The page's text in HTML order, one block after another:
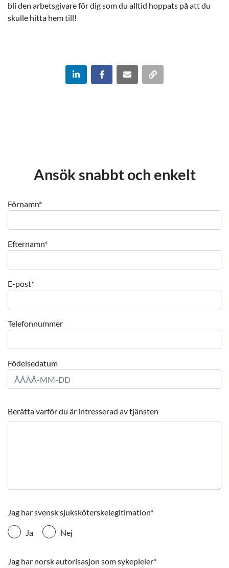
bli den arbetsgivare för dig som du alltid hoppats på att du
skulle hitta hem till!
Ansök snabbt och enkelt
Förnamn*
Efternamn*
E-post*
Telefonnummer
Födelsedatum
Berätta varför du är intresserad av tjänsten
Jag har svensk sjuksköterskelegitimation*
Ja Nej
Jag har norsk autorisasjon som sykepleier*